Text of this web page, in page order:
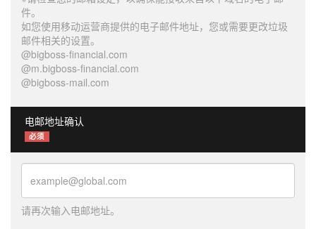
件。
如您使用移动运营商提供的电子邮件地址，您或需要更改垃圾
邮件相关的设置。
@bigboss-financial.com
@m.bigboss-financial.com
@bigboss-mail.com
电邮地址确认
必须
请再次输入电邮地址。